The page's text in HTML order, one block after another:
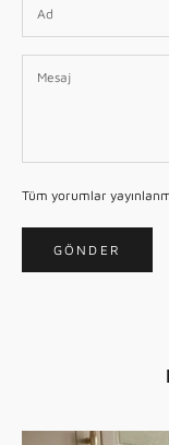
Tüm yorumlar
GÖNDER